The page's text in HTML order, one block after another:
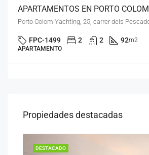
APARTAMENTOS EN PORTO COLOM
FPC-1499 2 2 92m2
APARTAMENTO
Propiedades destacadas
DESTACADO